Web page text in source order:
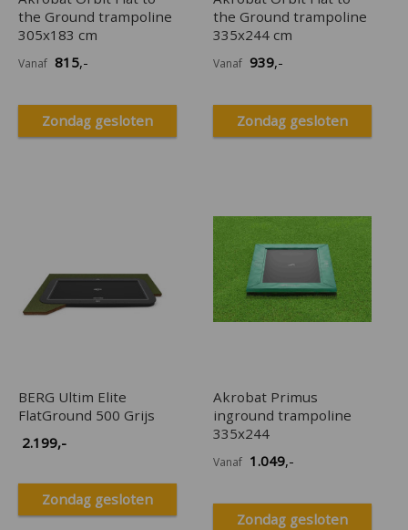
the Ground trampoline
305x183 cm
Vanaf 815,-
Zondag gesloten
the Ground trampoline
335x244 cm
Vanaf 939,-
Zondag gesloten
BERG Ultim Elite
FlatGround 500 Grijs
2.199,-
Zondag gesloten
Akrobat Primus
inground trampoline
335x244
Vanaf 1.049,-
Zondag gesloten